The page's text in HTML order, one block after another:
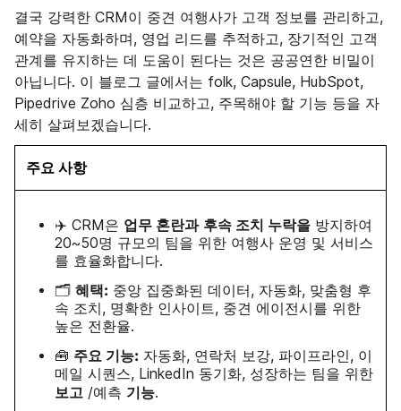
결국 강력한 CRM이 중견 여행사가 고객 정보를 관리하고,
예약을 자동화하며, 영업 리드를 추적하고, 장기적인 고객
관계를 유지하는 데 도움이 된다는 것은 공공연한 비밀이
아닙니다. 이 블로그 글에서는 folk, Capsule, HubSpot,
Pipedrive Zoho 심층 비교하고, 주목해야 할 기능 등을 자
세히 살펴보겠습니다.
주요 사항
✈️ CRM은 업무 혼란과 후속 조치 누락을 방지하여
20~50명 규모의 팀을 위한 여행사 운영 및 서비스
를 효율화합니다.
🗂️ 혜택: 중앙 집중화된 데이터, 자동화, 맞춤형 후
속 조치, 명확한 인사이트, 중견 에이전시를 위한
높은 전환율.
🧰 주요 기능: 자동화, 연락처 보강, 파이프라인, 이
메일 시퀀스, LinkedIn 동기화, 성장하는 팀을 위한
보고 /예측 기능.